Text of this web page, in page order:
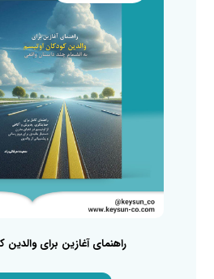
راهنمای آغازین برای والدین